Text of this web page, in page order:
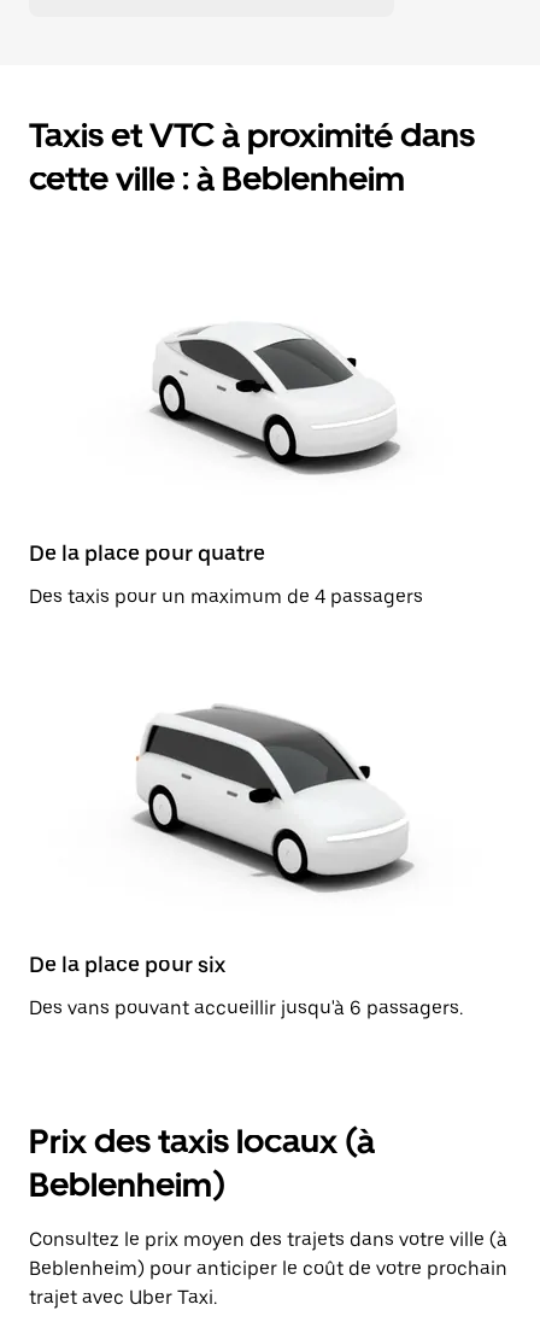
Taxis et VTC à proximité dans
cette ville : à Beblenheim
De la place pour quatre
Des taxis pour un maximum de 4 passagers
De la place pour six
Des vans pouvant accueillir jusqu'à 6 passagers.
Prix des taxis locaux (à
Beblenheim)
Consultez le prix moyen des trajets dans votre ville (à
Beblenheim) pour anticiper le coût de votre prochain
trajet avec Uber Taxi.